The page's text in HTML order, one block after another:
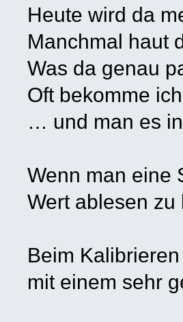
Heute wird da
Manchmal haut
Was da genau
Oft bekomme
… und man es
Wenn man eine
Wert ablesen zu
Beim
mit einem sehr